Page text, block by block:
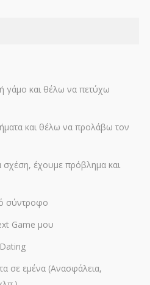
γάμο και θέλω να πετύχω
και θέλω να προλάβω τον
σχέση, έχουμε πρόβλημα και
σύντροφο
Game μου
σε εμένα (Ανασφάλεια,